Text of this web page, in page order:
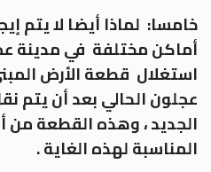
خامسا: لماذا أيضا لا يتم
أماكن مختلفة في مدينة
استغلال قطعة الأرض
عجلون الحالي بعد أن يتم
الجديد ، وهذه القطعة من
المناسبة لهذه الغاية .